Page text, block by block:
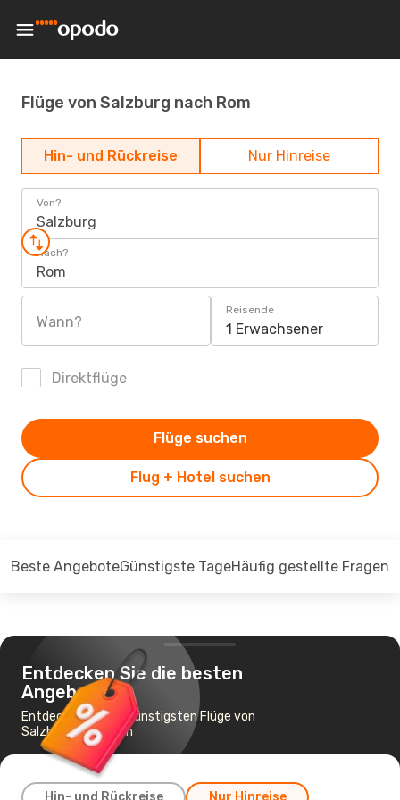
Flüge von Salzburg nach Rom
Hin- und Rückreise Nur Hinreise
Von?
Salzburg
Nach?
Rom
Wann?
Reisende
1 Erwachsener
Direktflüge
Flug + Hotel suchen
Flüge suchen
Beste AngeboteGünstigste TageHäufig gestellte Fragen
Entdecken Sie die besten
Angebote
Entdecken Sie die günstigsten Flüge von
Salzburg nach Rom
Hin- und Rückreise Nur Hinreise